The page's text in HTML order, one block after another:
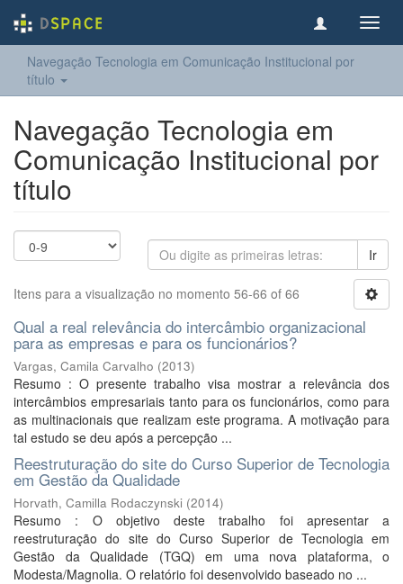
Navegação Tecnologia em Comunicação Institucional por
título
Navegação Tecnologia em
Comunicação Institucional por
título
Ir
Itens para a visualização no momento 56-66 of 66
Qual a real relevância do intercâmbio organizacional
para as empresas e para os funcionários?
Vargas, Camila Carvalho (2013)
Resumo : O presente trabalho visa mostrar a relevância dos
intercâmbios empresariais tanto para os funcionários, como para
as multinacionais que realizam este programa. A motivação para
tal estudo se deu após a percepção ...
Reestruturação do site do Curso Superior de Tecnologia
em Gestão da Qualidade
Horvath, Camilla Rodaczynski (2014)
Resumo : O objetivo deste trabalho foi apresentar a
reestruturação do site do Curso Superior de Tecnologia em
Gestão da Qualidade (TGQ) em uma nova plataforma, o
Modesta/Magnolia. O relatório foi desenvolvido baseado no ...